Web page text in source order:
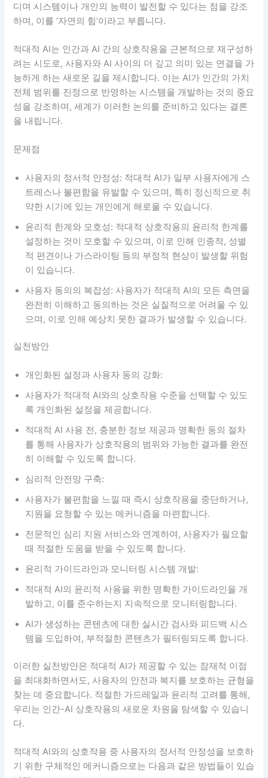
디며 시스템이나 개인의 능력이 발전할 수 있다는 점을 강조
하며, 이를 ‘자연의 힘’이라고 부릅니다.
적대적 AI는 인간과 AI 간의 상호작용을 근본적으로 재구성하
려는 시도로, 사용자와 AI 사이의 더 깊고 의미 있는 연결을 가
능하게 하는 새로운 길을 제시합니다. 이는 AI가 인간의 가치
전체 범위를 진정으로 반영하는 시스템을 개발하는 것의 중요
성을 강조하며, 세계가 이러한 논의를 준비하고 있다는 결론
을 내립니다.
문제점
사용자의 정서적 안정성: 적대적 AI가 일부 사용자에게 스
트레스나 불편함을 유발할 수 있으며, 특히 정신적으로 취
약한 시기에 있는 개인에게 해로울 수 있습니다.
윤리적 한계와 모호성: 적대적 상호작용의 윤리적 한계를
설정하는 것이 모호할 수 있으며, 이로 인해 인종적, 성별
적 편견이나 가스라이팅 등의 부정적 현상이 발생할 위험
이 있습니다.
사용자 동의의 복잡성: 사용자가 적대적 AI의 모든 측면을
완전히 이해하고 동의하는 것은 실질적으로 어려울 수 있
으며, 이로 인해 예상치 못한 결과가 발생할 수 있습니다.
실천방안
개인화된 설정과 사용자 동의 강화:
사용자가 적대적 AI와의 상호작용 수준을 선택할 수 있도
록 개인화된 설정을 제공합니다.
적대적 AI 사용 전, 충분한 정보 제공과 명확한 동의 절차
를 통해 사용자가 상호작용의 범위와 가능한 결과를 완전
히 이해할 수 있도록 합니다.
심리적 안전망 구축:
사용자가 불편함을 느낄 때 즉시 상호작용을 중단하거나,
지원을 요청할 수 있는 메커니즘을 마련합니다.
전문적인 심리 지원 서비스와 연계하여, 사용자가 필요할
때 적절한 도움을 받을 수 있도록 합니다.
윤리적 가이드라인과 모니터링 시스템 개발:
적대적 AI의 윤리적 사용을 위한 명확한 가이드라인을 개
발하고, 이를 준수하는지 지속적으로 모니터링합니다.
AI가 생성하는 콘텐츠에 대한 실시간 검사와 피드백 시스
템을 도입하여, 부적절한 콘텐츠가 필터링되도록 합니다.
이러한 실천방안은 적대적 AI가 제공할 수 있는 잠재적 이점
을 최대화하면서도, 사용자의 안전과 복지를 보호하는 균형을
찾는 데 중요합니다. 적절한 가드레일과 윤리적 고려를 통해,
우리는 인간-AI 상호작용의 새로운 차원을 탐색할 수 있습니
다.
적대적 AI와의 상호작용 중 사용자의 정서적 안정성을 보호하
기 위한 구체적인 메커니즘으로는 다음과 같은 방법들이 있습